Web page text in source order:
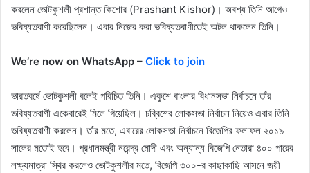
করলেন ভোটকুশলী প্রশান্ত কিশোর (Prashant Kishor)। অবশ্য তিনি আগেও
ভবিষ্যতবাণী করেছিলেন। এবার নিজের করা ভবিষ্যতবাণীতেই অটল থাকলেন তিনি।
We’re now on WhatsApp – Click to join
ভারতবর্ষে ভোটকুশলী বলেই পরিচিত তিনি। একুশে বাংলার বিধানসভা নির্বাচনে তাঁর
ভবিষ্যতবাণী একেবারেই মিলে গিয়েছিল। চব্বিশের লোকসভা নির্বাচন নিয়েও এবার তিনি
ভবিষ্যতবাণী করলেন। তাঁর মতে, এবারের লোকসভা নির্বাচনে বিজেপির ফলাফল ২০১৯
সালের মতোই হবে। প্রধানমন্ত্রী নরেন্দ্র মোদী এবং অন্যান্য বিজেপি নেতারা ৪০০ পারের
লক্ষ্যমাত্রা স্থির করলেও ভোটকুশলীর মতে, বিজেপি ৩০০-র কাছাকাছি আসনে জয়ী